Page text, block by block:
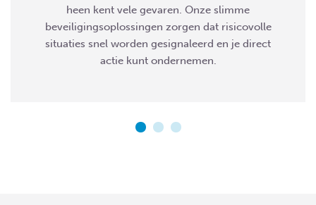
heen kent vele gevaren. Onze slimme
beveiligingsoplossingen zorgen dat risicovolle
situaties snel worden gesignaleerd en je direct
actie kunt ondernemen.
MEER INFORMATIE